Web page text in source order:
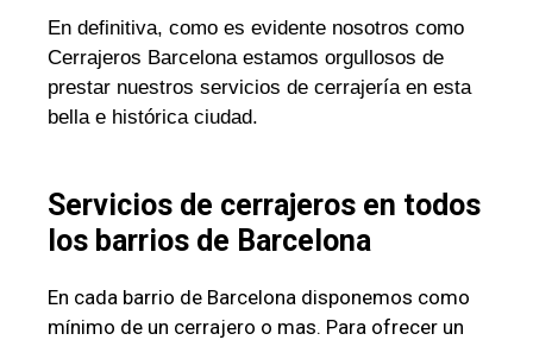
En definitiva, como es evidente nosotros como
Cerrajeros Barcelona estamos orgullosos de
prestar nuestros servicios de cerrajería en esta
bella e histórica ciudad.
Servicios de cerrajeros en todos
los barrios de Barcelona
En cada barrio de Barcelona disponemos como
mínimo de un cerrajero o mas. Para ofrecer un